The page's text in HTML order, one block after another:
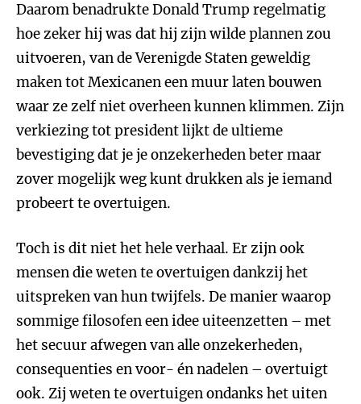
Daarom benadrukte Donald Trump regelmatig
hoe zeker hij was dat hij zijn wilde plannen zou
uitvoeren, van de Verenigde Staten geweldig
maken tot Mexicanen een muur laten bouwen
waar ze zelf niet overheen kunnen klimmen. Zijn
verkiezing tot president lijkt de ultieme
bevestiging dat je je onzekerheden beter maar
zover mogelijk weg kunt drukken als je iemand
probeert te overtuigen.
Toch is dit niet het hele verhaal. Er zijn ook
mensen die weten te overtuigen dankzij het
uitspreken van hun twijfels. De manier waarop
sommige filosofen een idee uiteenzetten – met
het secuur afwegen van alle onzekerheden,
consequenties en voor- én nadelen – overtuigt
ook. Zij weten te overtuigen ondanks het uiten